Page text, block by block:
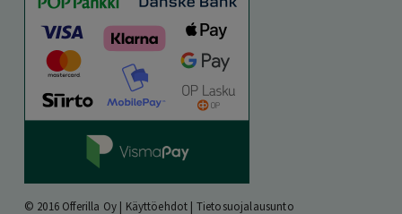
© 2016 Offerilla Oy | Käyttöehdot | Tietosuojalausunto